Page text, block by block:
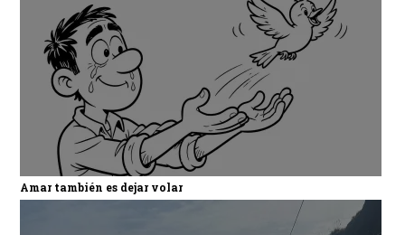
Amar también es dejar volar